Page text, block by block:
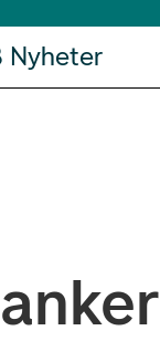
Nyheter